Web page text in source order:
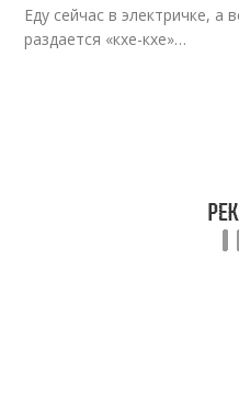
Еду сейчас в электричке, а
раздается «кхе-кхе»…